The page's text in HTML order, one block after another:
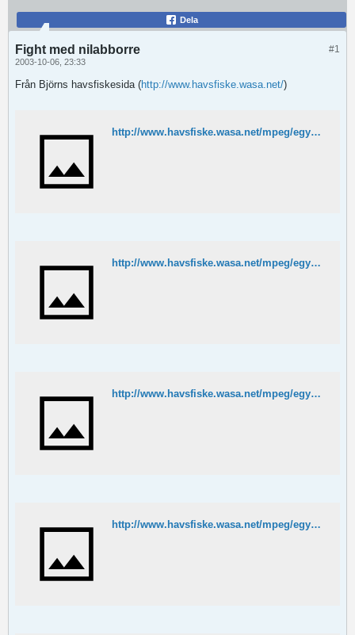
Dela
#1
Fight med nilabborre
2003-10-06, 23:33
Från Björns havsfiskesida (http://www.havsfiske.wasa.net/)
http://www.havsfiske.wasa.net/mpeg/egypten/tigerfisk.MPG
http://www.havsfiske.wasa.net/mpeg/egypten/happylanding.MPG
http://www.havsfiske.wasa.net/mpeg/egypten/best.MPG
http://www.havsfiske.wasa.net/mpeg/egypten/jump.MPG